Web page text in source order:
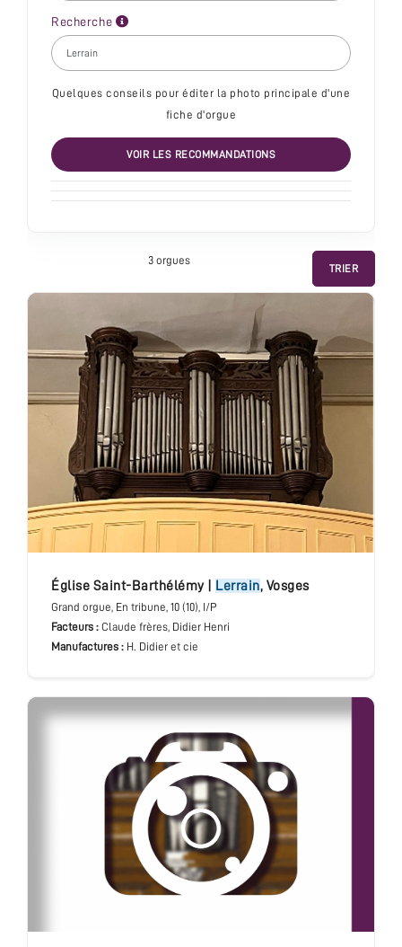
Recherche
Quelques conseils pour éditer la photo principale d'une
fiche d'orgue
VOIR LES RECOMMANDATIONS
TRIER
3 orgues
église Saint-Barthélémy| Lerrain, Vosges
Grand orgue, En tribune, 10 (10), I/P
Facteurs : Claude frères, Didier Henri
Manufactures : H. Didier et cie